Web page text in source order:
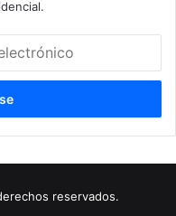
reservados.